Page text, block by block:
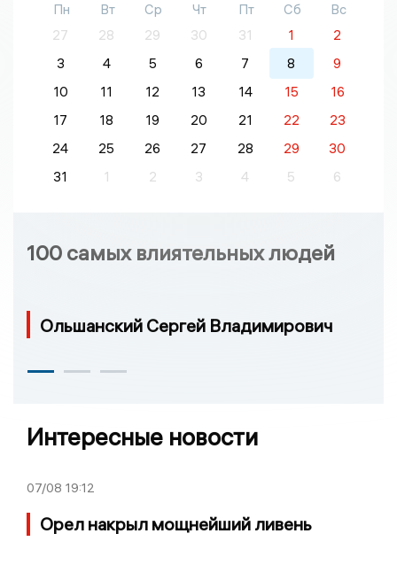
Пн Вт Ср Чт Пт Сб
Вс
27
28 29 30 31 1
2
3
4 5 6 7 8
9
10
11 12 13 14 15
16
17
18 19 20 21 22
23
24
25 26 27 28 29
30
31
1 2 3 4 5 6
100 самых влиятельных людей
Ольшанский Сергей Владимирович
Интересные новости
07/08 19:12
Орел накрыл мощнейший ливень